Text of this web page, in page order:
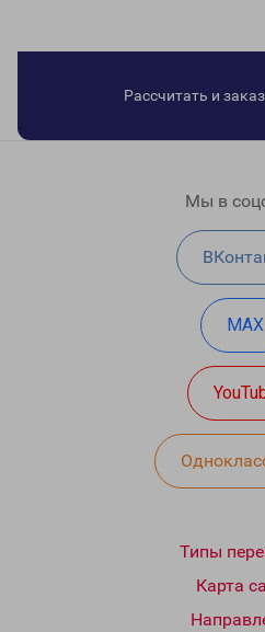
Рассчитать и
Мы в
MAX
Типы
Карта